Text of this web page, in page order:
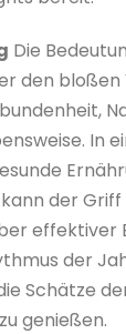
Die
den bloßen
In
der Griff
effektiver
der
Schätze
genießen.